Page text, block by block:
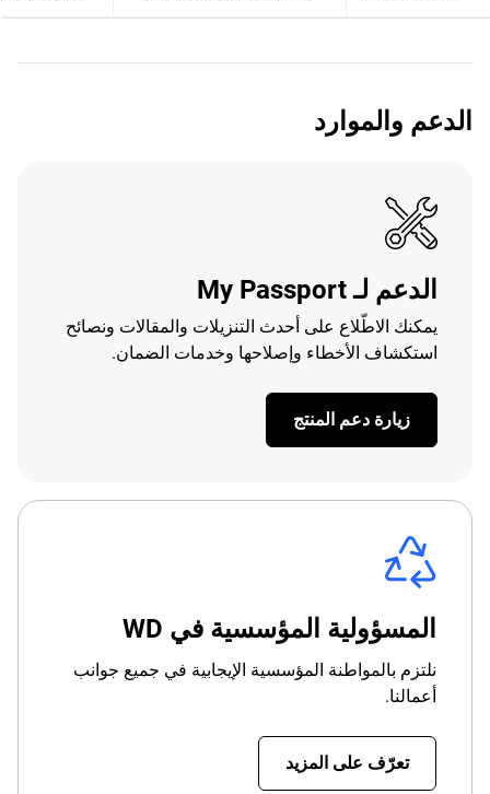
الدعم والموارد
الدعم لـ My Passport
يمكنك الاطّلاع على أحدث التنزيلات والمقالات ونصائح
استكشاف الأخطاء وإصلاحها وخدمات الضمان.
زيارة دعم المنتج
المسؤولية المؤسسية في WD
نلتزم بالمواطنة المؤسسية الإيجابية في جميع جوانب
أعمالنا.
تعرّف على المزيد